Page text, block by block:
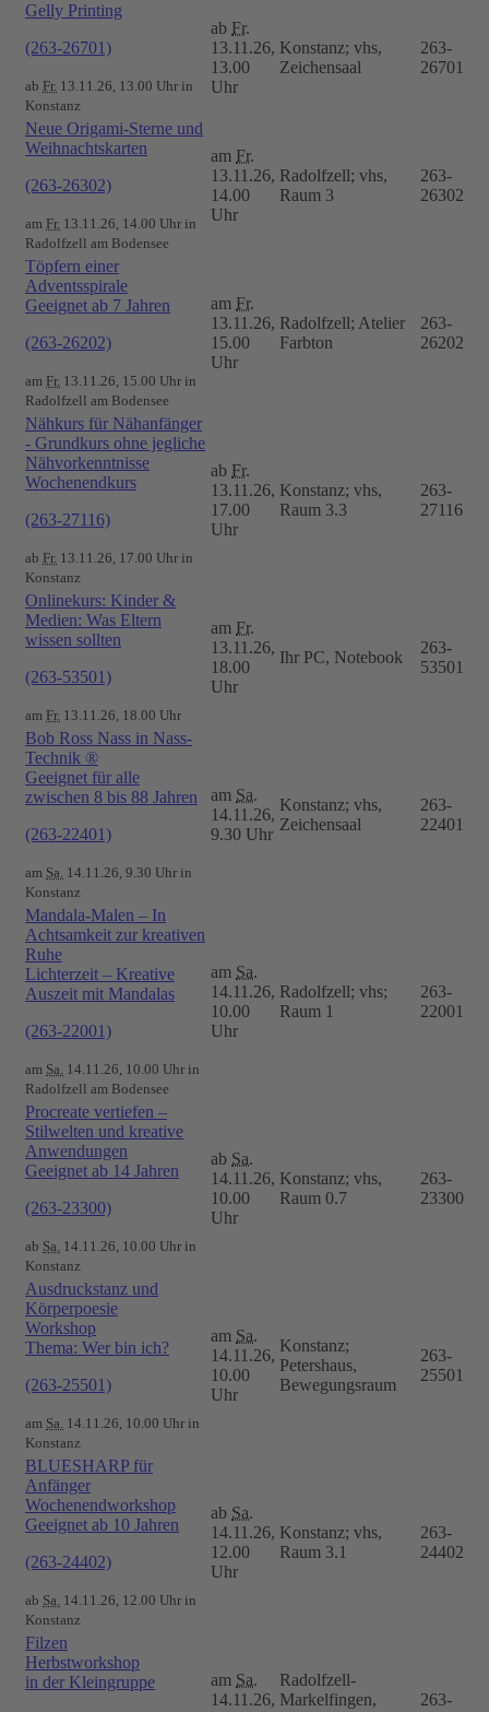
Gelly Printing
(263-26701)
ab Fr. 13.11.26, 13.00 Uhr in
Konstanz
ab Fr.
13.11.26,
13.00
Uhr
Konstanz; vhs,
Zeichensaal
263-
26701
Neue Origami-Sterne und
Weihnachtskarten
(263-26302)
am Fr. 13.11.26, 14.00 Uhr in
Radolfzell am Bodensee
am Fr.
13.11.26,
14.00
Uhr
Radolfzell; vhs,
Raum 3
263-
26302
Töpfern einer
Adventsspirale
Geeignet ab 7 Jahren
(263-26202)
am Fr. 13.11.26, 15.00 Uhr in
Radolfzell am Bodensee
am Fr.
13.11.26,
15.00
Uhr
Radolfzell; Atelier
Farbton
263-
26202
Nähkurs für Nähanfänger
- Grundkurs ohne jegliche
Nähvorkenntnisse
Wochenendkurs
(263-27116)
ab Fr. 13.11.26, 17.00 Uhr in
Konstanz
ab Fr.
13.11.26,
17.00
Uhr
Konstanz; vhs,
Raum 3.3
263-
27116
Onlinekurs: Kinder &
Medien: Was Eltern
wissen sollten
(263-53501)
am Fr. 13.11.26, 18.00 Uhr
am Fr.
13.11.26,
18.00
Uhr
Ihr PC, Notebook
263-
53501
Bob Ross Nass in Nass-
Technik ®
Geeignet für alle
zwischen 8 bis 88 Jahren
(263-22401)
am Sa. 14.11.26, 9.30 Uhr in
Konstanz
am Sa.
14.11.26,
9.30 Uhr
Konstanz; vhs,
Zeichensaal
263-
22401
Mandala-Malen – In
Achtsamkeit zur kreativen
Ruhe
Lichterzeit – Kreative
Auszeit mit Mandalas
(263-22001)
am Sa. 14.11.26, 10.00 Uhr in
Radolfzell am Bodensee
am Sa.
14.11.26,
10.00
Uhr
Radolfzell; vhs;
Raum 1
263-
22001
Procreate vertiefen –
Stilwelten und kreative
Anwendungen
Geeignet ab 14 Jahren
(263-23300)
ab Sa. 14.11.26, 10.00 Uhr in
Konstanz
ab Sa.
14.11.26,
10.00
Uhr
Konstanz; vhs,
Raum 0.7
263-
23300
Ausdruckstanz und
Körperpoesie
Workshop
Thema: Wer bin ich?
(263-25501)
am Sa. 14.11.26, 10.00 Uhr in
Konstanz
am Sa.
14.11.26,
10.00
Uhr
Konstanz;
Petershaus,
Bewegungsraum
263-
25501
BLUESHARP für
Anfänger
Wochenendworkshop
Geeignet ab 10 Jahren
(263-24402)
ab Sa. 14.11.26, 12.00 Uhr in
Konstanz
ab Sa.
14.11.26,
12.00
Uhr
Konstanz; vhs,
Raum 3.1
263-
24402
Filzen
Herbstworkshop
in der Kleingruppe
am Sa.
14.11.26,
Radolfzell-
Markelfingen,
263-